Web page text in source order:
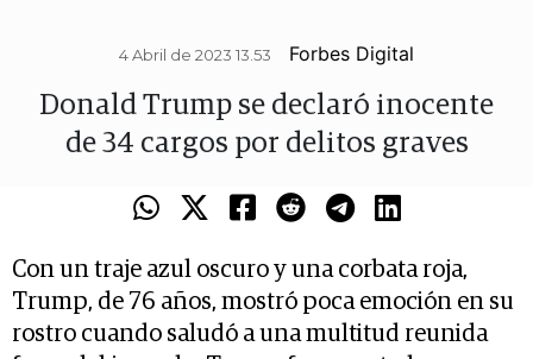
4 Abril de 2023 13.53 Forbes Digital
Donald Trump se declaró inocente
de 34 cargos por delitos graves
Con un traje azul oscuro y una corbata roja,
Trump, de 76 años, mostró poca emoción en su
rostro cuando saludó a una multitud reunida